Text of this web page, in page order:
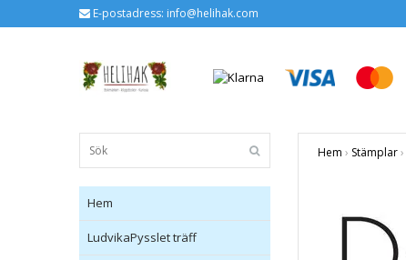
E-postadress: info@helihak.com
Hem
LudvikaPysslet träff
Hem › Stämplar›